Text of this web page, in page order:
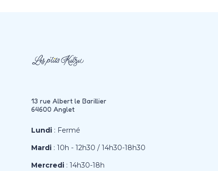
13 rue Albert le Barillier
64600 Anglet
Lundi : Fermé
Mardi : 10h - 12h30 / 14h30-18h30
Mercredi : 14h30-18h